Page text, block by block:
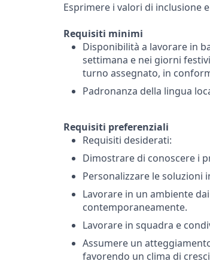
Esprimere i valori di inclusione
Requisiti minimi
Disponibilità a lavorare in
settimana e nei giorni
turno assegnato, in
Padronanza della lingua
Requisiti preferenziali
Requisiti desiderati:
Dimostrare di conoscere i
Personalizzare le soluzioni
Lavorare in un ambiente
contemporaneamente.
Lavorare in squadra e
Assumere un
favorendo un clima di